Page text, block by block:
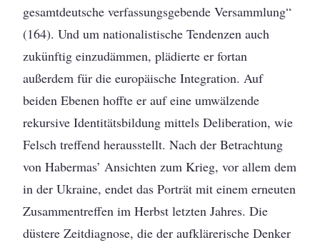
gesamtdeutsche verfassungsgebende Versammlung“
(164). Und um nationalistische Tendenzen auch
zukünftig einzudämmen, plädierte er fortan
außerdem für die europäische Integration. Auf
beiden Ebenen hoffte er auf eine umwälzende
rekursive Identitätsbildung mittels Deliberation, wie
Felsch treffend herausstellt. Nach der Betrachtung
von Habermas’ Ansichten zum Krieg, vor allem dem
in der Ukraine, endet das Porträt mit einem erneuten
Zusammentreffen im Herbst letzten Jahres. Die
düstere Zeitdiagnose, die der aufklärerische Denker